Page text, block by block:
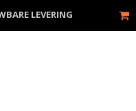
LEVERING